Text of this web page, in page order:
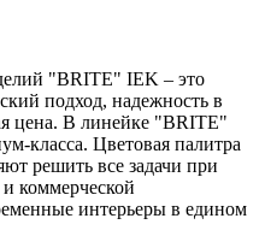
"BRITE" IEK – это
подход, надежность в
цена. В линейке "BRITE"
класса. Цветовая палитра
решить все задачи при
коммерческой
интерьеры в едином